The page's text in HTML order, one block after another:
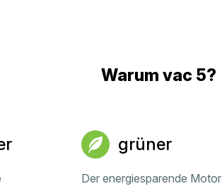
Warum vac 5?
grüner
Der energiesparende Motor